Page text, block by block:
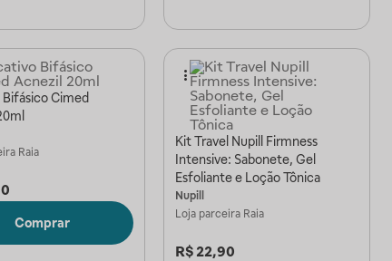
Cimed
Raia
Comprar
Kit Travel Nupill Firmness
Intensive: Sabonete, Gel
Esfoliante e Loção Tônica
Nupill
Loja parceira Raia
R$ 22,90